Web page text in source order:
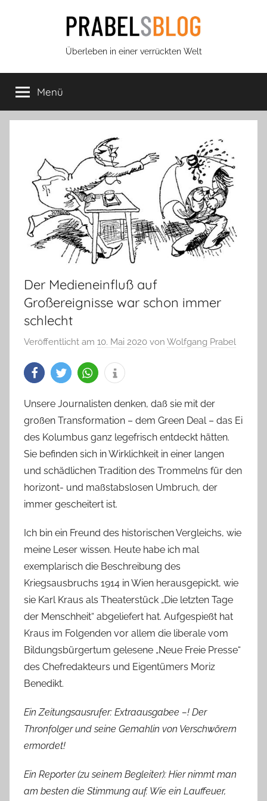
Prabels
Blog
Überleben in einer verrückten Welt
Menü
Der Medieneinfluß auf
Großereignisse war schon immer
schlecht
Veröffentlicht am 10. Mai 2020 von Wolfgang Prabel
Unsere Journalisten denken, daß sie mit der
großen Transformation – dem Green Deal – das Ei
des Kolumbus ganz legefrisch entdeckt hätten.
Sie befinden sich in Wirklichkeit in einer langen
und schädlichen Tradition des Trommelns für den
horizont- und maßstabslosen Umbruch, der
immer gescheitert ist.
Ich bin ein Freund des historischen Vergleichs, wie
meine Leser wissen. Heute habe ich mal
exemplarisch die Beschreibung des
Kriegsausbruchs 1914 in Wien herausgepickt, wie
sie Karl Kraus als Theaterstück „Die letzten Tage
der Menschheit“ abgeliefert hat. Aufgespießt hat
Kraus im Folgenden vor allem die liberale vom
Bildungsbürgertum gelesene „Neue Freie Presse“
des Chefredakteurs und Eigentümers Moriz
Benedikt.
Ein Zeitungsausrufer: Extraausgabee –! Der
Thronfolger und seine Gemahlin von Verschwörern
ermordet!
Ein Reporter (zu seinem Begleiter): Hier nimmt man
am besten die Stimmung auf. Wie ein Lauffeuer,